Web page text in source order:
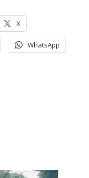
X
WhatsApp